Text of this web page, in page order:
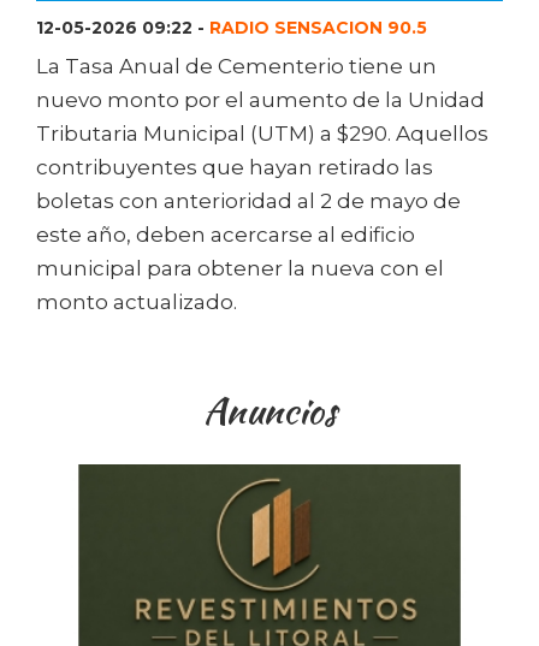
12-05-2026 09:22 - RADIO SENSACION 90.5
La Tasa Anual de Cementerio tiene un
nuevo monto por el aumento de la Unidad
Tributaria Municipal (UTM) a $290. Aquellos
contribuyentes que hayan retirado las
boletas con anterioridad al 2 de mayo de
este año, deben acercarse al edificio
municipal para obtener la nueva con el
monto actualizado.
Anuncios